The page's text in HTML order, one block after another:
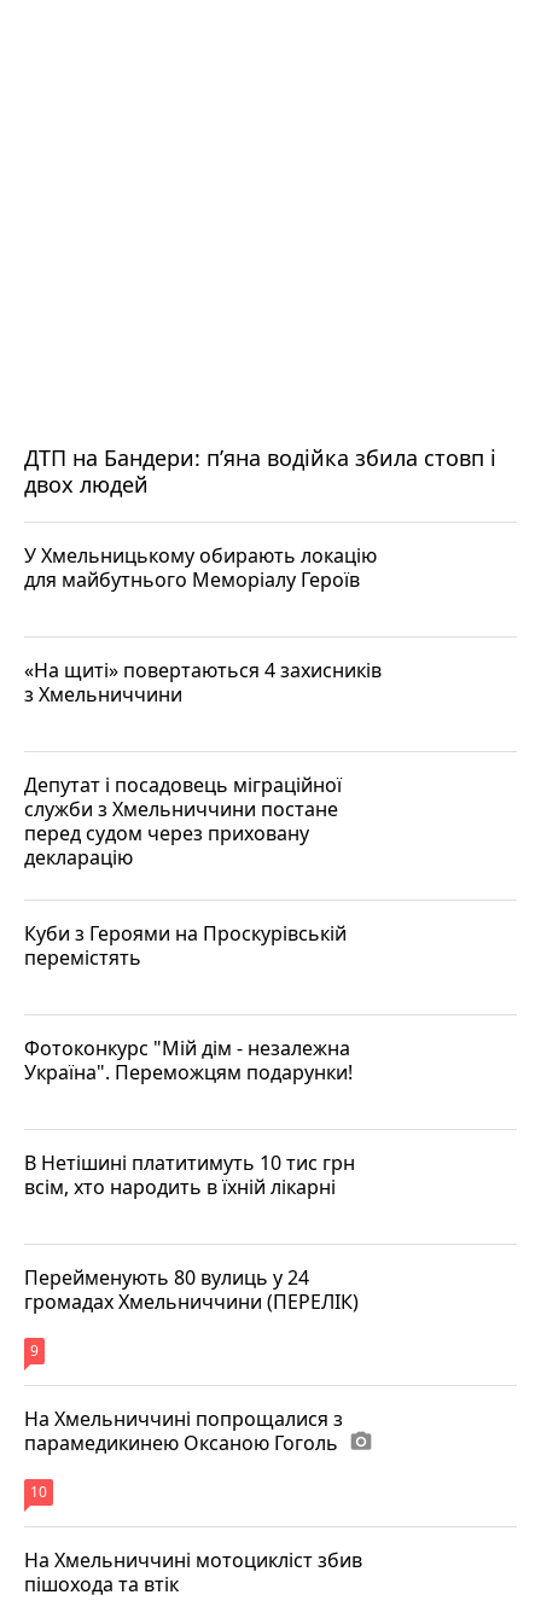
ДТП на Бандери: пʼяна водійка збила стовп і
двох людей
У Хмельницькому обирають локацію
для майбутнього Меморіалу Героїв
«На щиті» повертаються 4 захисників
з Хмельниччини
Депутат і посадовець міграційної
служби з Хмельниччини постане
перед судом через приховану
декларацію
Куби з Героями на Проскурівській
перемістять
Фотоконкурс "Мій дім - незалежна
Україна". Переможцям подарунки!
В Нетішині платитимуть 10 тис грн
всім, хто народить в їхній лікарні
Перейменують 80 вулиць у 24
громадах Хмельниччини (ПЕРЕЛІК)
9
На Хмельниччині попрощалися з
парамедикинею Оксаною Гоголь photo_camera
10
На Хмельниччині мотоцикліст збив
пішохода та втік